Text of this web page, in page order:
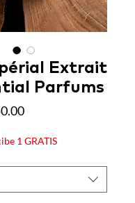
Extrait
Parfums
Precio
oferta
1 GRATIS